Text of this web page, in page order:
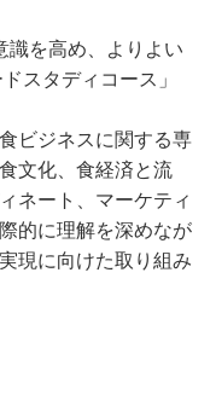
識を⾼め、よりよい
スタディコース」
ビジネスに関する専
⽂化、⾷経済と流
ネート、マーケティ
的に理解を深めなが
現に向けた取り組み